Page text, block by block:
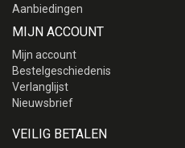
Aanbiedingen
MIJN ACCOUNT
Mijn account
Bestelgeschiedenis
Verlanglijst
Nieuwsbrief
VEILIG BETALEN